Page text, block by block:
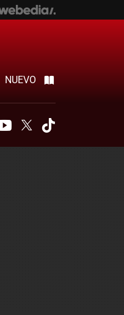
NUEVO
YoutubeTwitter